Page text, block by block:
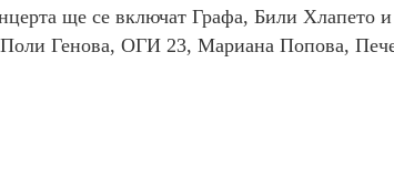
ще се включат Графа, Били Хлапето и
Генова, ОГИ 23, Мариана Попова,